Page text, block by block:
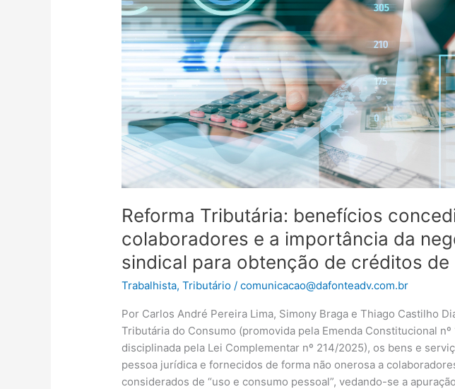
Reforma Tributária: benefícios
colaboradores e a importância da
sindical para obtenção de créditos de
Trabalhista,Tributário /comunicacao@dafonteadv.com.br
Por Carlos André Pereira Lima, Simony Braga e Thiago Castilho
Tributária do Consumo (promovida pela Emenda Constitucional
disciplinada pela Lei Complementar nº 214/2025), os bens e
pessoa jurídica e fornecidos de forma não onerosa a
considerados de “uso e consumo pessoal”, vedando-se a
a
colaboradores
e
a
importância
da
negociação
sindical
para
obtenção
de
e
CBS